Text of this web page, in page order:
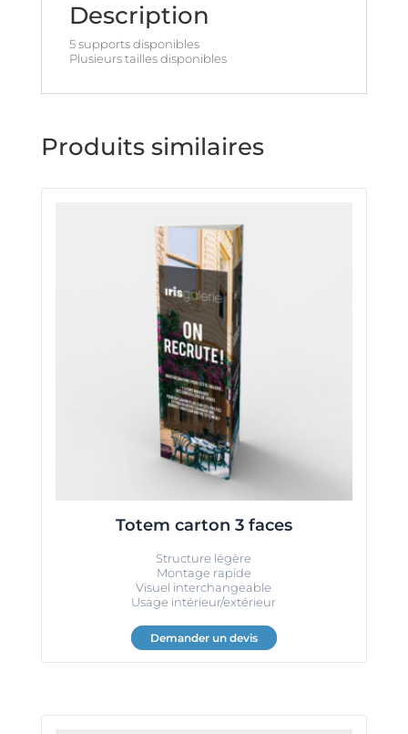
Description
5 supports disponibles
Plusieurs tailles disponibles
Produits similaires
Totem carton 3 faces
Structure légère
Montage rapide
Visuel interchangeable
Usage intérieur/extérieur
Demander un devis